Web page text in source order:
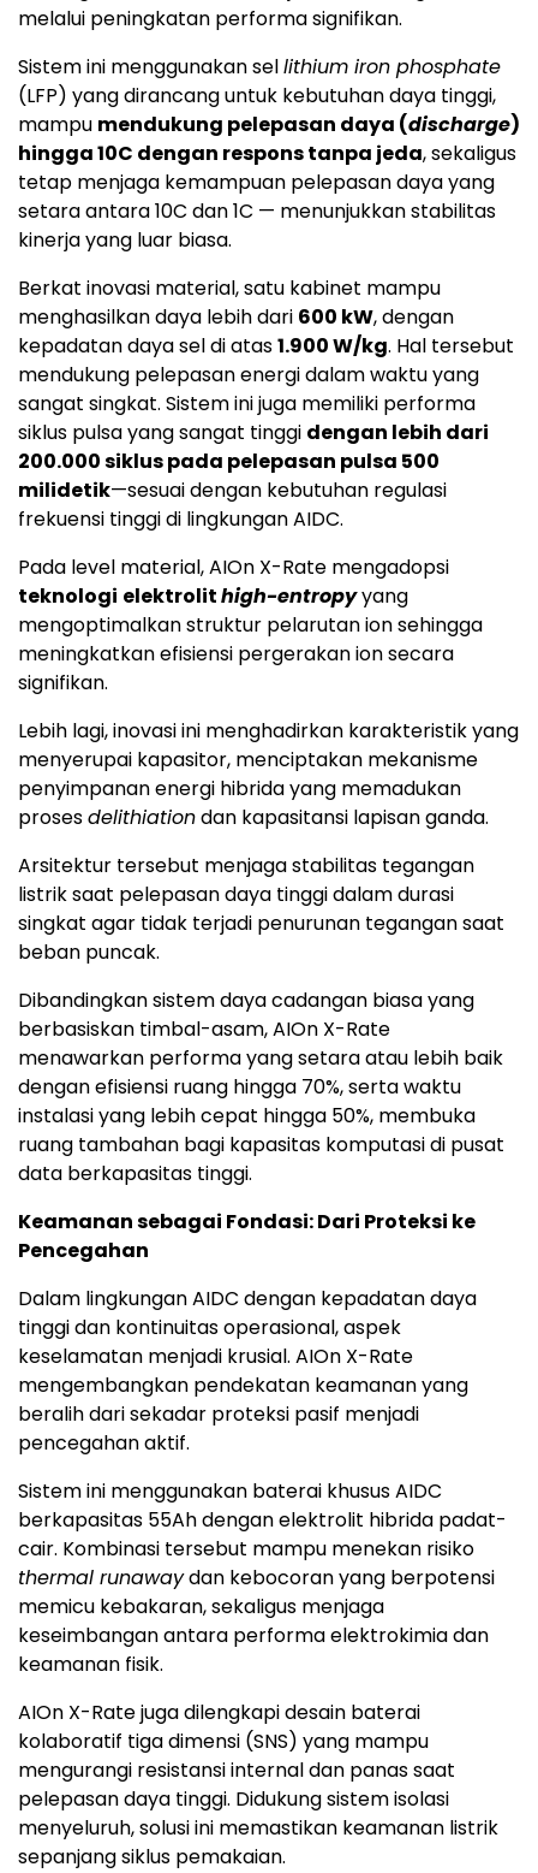
melalui peningkatan performa signifikan.
Sistem ini menggunakan sellithium iron phosphate
(LFP) yang dirancang untuk kebutuhan daya tinggi,
mampu mendukung pelepasan daya (discharge)
hingga 10C dengan respons tanpa jeda, sekaligus
tetap menjaga kemampuan pelepasan daya yang
setara antara 10C dan 1C — menunjukkan stabilitas
kinerja yang luar biasa.
Berkat inovasi material, satu kabinet mampu
menghasilkan daya lebih dari 600 kW, dengan
kepadatan daya sel di atas1.900 W/kg. Hal tersebut
mendukung pelepasan energi dalam waktu yang
sangat singkat. Sistem ini juga memiliki performa
siklus pulsa yang sangat tinggi dengan lebih dari
200.000 siklus pada pelepasan pulsa 500
milidetik—sesuai dengan kebutuhan regulasi
frekuensi tinggi di lingkungan AIDC.
Pada level material, AIOn X-Rate mengadopsi
teknologi elektrolithigh-entropyyang
mengoptimalkan struktur pelarutan ion sehingga
meningkatkan efisiensi pergerakan ion secara
signifikan.
Lebih lagi, inovasi ini menghadirkan karakteristik yang
menyerupai kapasitor, menciptakan mekanisme
penyimpanan energi hibrida yang memadukan
prosesdelithiationdan kapasitansi lapisan ganda.
Arsitektur tersebut menjaga stabilitas tegangan
listrik saat pelepasan daya tinggi dalam durasi
singkat agar tidak terjadi penurunan tegangan saat
beban puncak.
Dibandingkan sistem daya cadangan biasa yang
berbasiskan timbal-asam, AIOn X-Rate
menawarkan performa yang setara atau lebih baik
dengan efisiensi ruang hingga 70%, serta waktu
instalasi yang lebih cepat hingga 50%, membuka
ruang tambahan bagi kapasitas komputasi di pusat
data berkapasitas tinggi.
Keamanan sebagai Fondasi: Dari Proteksi ke
Pencegahan
Dalam lingkungan AIDC dengan kepadatan daya
tinggi dan kontinuitas operasional, aspek
keselamatan menjadi krusial. AIOn X-Rate
mengembangkan pendekatan keamanan yang
beralih dari sekadar proteksi pasif menjadi
pencegahan aktif.
Sistem ini menggunakan baterai khusus AIDC
berkapasitas 55Ah dengan elektrolit hibrida padat-
cair. Kombinasi tersebut mampu menekan risiko
thermal runawaydan kebocoran yang berpotensi
memicu kebakaran, sekaligus menjaga
keseimbangan antara performa elektrokimia dan
keamanan fisik.
AIOn X-Rate juga dilengkapi desain baterai
kolaboratif tiga dimensi (SNS) yang mampu
mengurangi resistansi internal dan panas saat
pelepasan daya tinggi. Didukung sistem isolasi
menyeluruh, solusi ini memastikan keamanan listrik
sepanjang siklus pemakaian.